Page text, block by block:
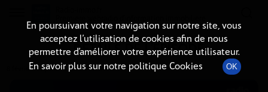
DÉTAILS DE L'ÉPISODE
8 février 2024à 8h02 , durée : 28 minutes
En poursuivant votre navigation sur notre site, vous
acceptez l’utilisation de cookies afin de nous
permettre d’améliorer votre expérience utilisateur.
En savoir plus sur notre politique Cookies
OK